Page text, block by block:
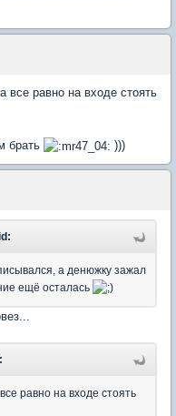
все равно на входе стоять
брать )))
а денюжку зажал
ещё осталась
равно на входе стоять